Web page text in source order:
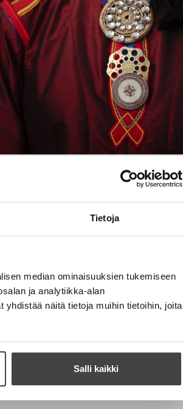
Tietoja
median ominaisuuksien tukemiseen
ja analytiikka-alan
näitä tietoja muihin tietoihin, joita
Salli kaikki